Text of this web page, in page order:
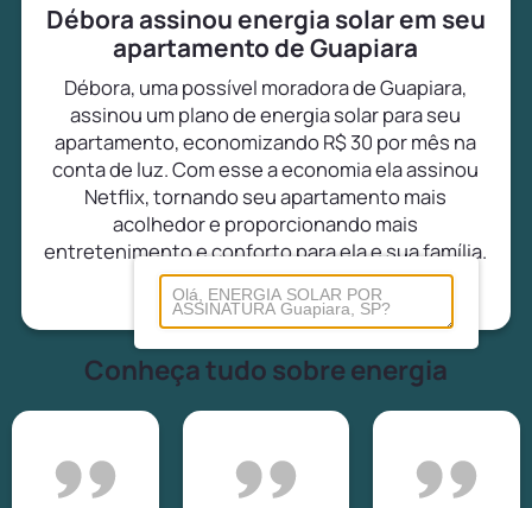
Débora assinou energia solar em seu
apartamento de Guapiara
Débora, uma possível moradora de Guapiara,
assinou um plano de energia solar para seu
apartamento, economizando R$ 30 por mês na
conta de luz. Com esse a economia ela assinou
Netflix, tornando seu apartamento mais
acolhedor e proporcionando mais
entretenimento e conforto para ela e sua família.
Conheça tudo sobre energia